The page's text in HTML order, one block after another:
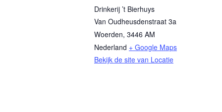
Drinkerij ’t Bierhuys
Van Oudheusdenstraat 3a
Woerden, 3446 AM
Nederland + Google Maps
Bekijk de site van Locatie